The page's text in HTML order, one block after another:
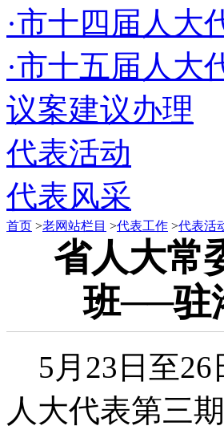
·市十四届人大
·市十五届人大
议案建议办理
代表活动
代表风采
首页 >老网站栏目 >代表工作 >代表活
省人大常
班──驻
5月23日至26
人大代表第三